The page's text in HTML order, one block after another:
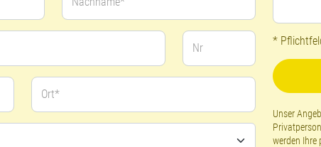
Nr
Ort*
*
Unser
werden Ihre